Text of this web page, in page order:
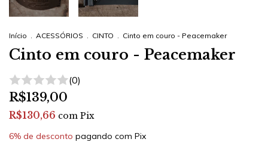
Início . ACESSÓRIOS . CINTO . Cinto em couro - Peacemaker
Cinto em couro - Peacemaker
(0)
R$139,00
R$130,66 com Pix
6% de desconto pagando com Pix